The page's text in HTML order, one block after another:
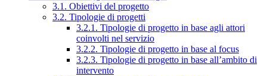
3.1. Obiettivi del progetto
3.2. Tipologie di progetti
3.2.1. Tipologie di progetto in base agli attori
coinvolti nel servizio
3.2.2. Tipologie di progetto in base al focus
3.2.3. Tipologie di progetto in base all’ambito di
intervento